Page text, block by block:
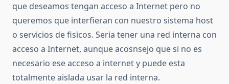
que deseamos tengan acceso a Internet pero no
queremos que interfieran con nuestro sistema host
o servicios de fisicos. Seria tener una red interna con
acceso a Internet, aunque acosnsejo que si no es
necesario ese acceso a internet y puede esta
totalmente aislada usar la red interna.